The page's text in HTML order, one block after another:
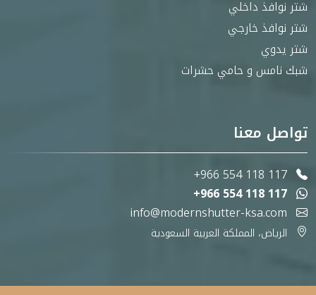
شتر نوافذ داخلي
شتر نوافذ خارجي
شتر يدوي
شبك نامس و حامي حشرات
تواصل معنا
+966 554 118 117
+966 554 118 117
info@modernshutter-ksa.com
الرياض، المملكة العربية السعودية